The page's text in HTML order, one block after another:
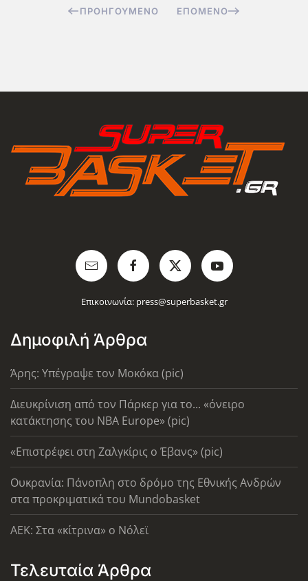
ΠΡΟΗΓΟΎΜΕΝΟ ΕΠΌΜΕΝΟ
Επικοινωνία: press@superbasket.gr
Δημοφιλή Άρθρα
Άρης: Υπέγραψε τον Μοκόκα (pic)
Διευκρίνιση από τον Πάρκερ για το... «όνειρο
κατάκτησης του ΝΒΑ Europe» (pic)
«Επιστρέφει στη Ζαλγκίρις ο Έβανς» (pic)
Ουκρανία: Πάνοπλη στο δρόμο της Εθνικής Ανδρών
στα προκριματικά του Mundobasket
AEK: Στα «κίτρινα» ο Νόλεϊ
Τελευταία Άρθρα